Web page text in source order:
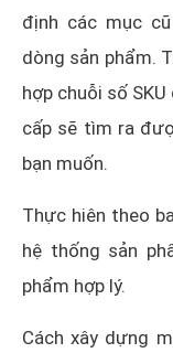
định các mục
dòng sản phẩm.
hợp chuỗi số
cấp sẽ tìm ra
bạn muốn.
Thực hiên theo
hệ thống sản
phẩm hợp lý.
Cách xây dựng